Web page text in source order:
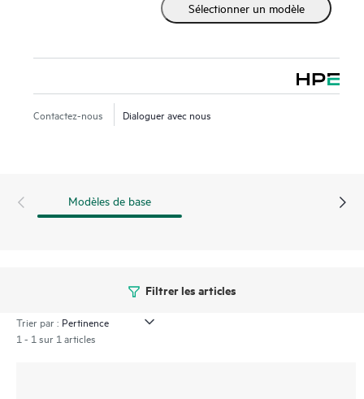
Sélectionner un modèle
Contactez-nous Dialoguer avec nous
Modèles de base
Filtrer les articles
Trier par :
1 - 1 sur 1 articles